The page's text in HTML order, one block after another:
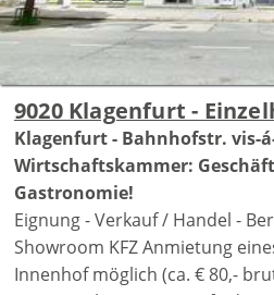
9020 Klagenfurt -
Klagenfurt - Bahnhofstr. vis-
Wirtschaftskammer:
Gastronomie!
Eignung - Verkauf / Handel -
Showroom KFZ Anmietung
Innenhof möglich (ca. € 80,-